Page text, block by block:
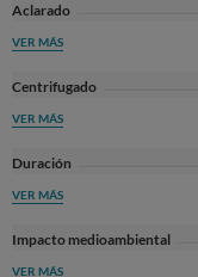
Aclarado
VER MÁS
Centrifugado
VER MÁS
Duración
VER MÁS
Impacto medioambiental
VER MÁS